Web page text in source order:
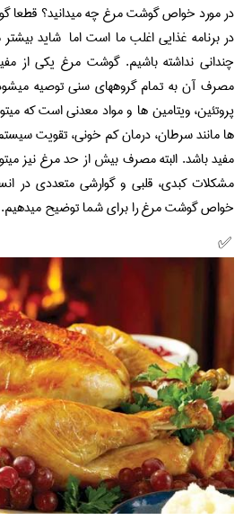
در مورد خواص گوشت مرغ چه میدانید؟ قطعا
در برنامه غذایی اغلب ما است اما شاید
چندانی نداشته باشیم. گوشت مرغ یکی از
مصرف آن به تمام گروههای سنی توصیه
پروتئین، ویتامین ها و مواد معدنی است که
ها مانند سرطان، درمان کم خونی، تقویت
مفید باشد. البته مصرف بیش از حد مرغ نیز
مشکلات کبدی، قلبی و گوارشی متعددی در
خواص گوشت مرغ را برای شما توضیح میدهیم.